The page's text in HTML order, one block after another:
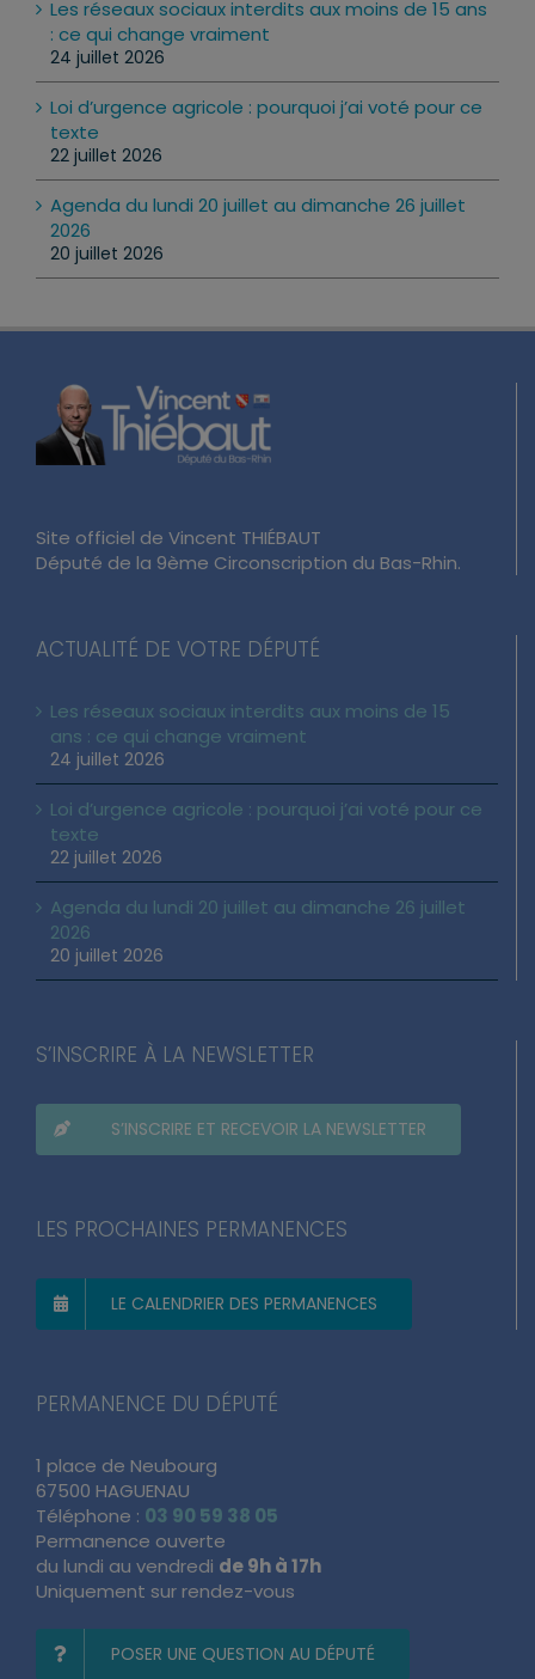
Les réseaux sociaux interdits aux moins de 15 ans
: ce qui change vraiment
24 juillet 2026
Loi d’urgence agricole : pourquoi j’ai voté pour ce
texte
22 juillet 2026
Agenda du lundi 20 juillet au dimanche 26 juillet
2026
20 juillet 2026
Site officiel de Vincent THIÉBAUT
Député de la 9ème Circonscription du Bas-Rhin.
ACTUALITÉ DE VOTRE DÉPUTÉ
Les réseaux sociaux interdits aux moins de 15
ans : ce qui change vraiment
24 juillet 2026
Loi d’urgence agricole : pourquoi j’ai voté pour ce
texte
22 juillet 2026
Agenda du lundi 20 juillet au dimanche 26 juillet
2026
20 juillet 2026
S’INSCRIRE À LA NEWSLETTER
S’INSCRIRE ET RECEVOIR LA NEWSLETTER
LES PROCHAINES PERMANENCES
LE CALENDRIER DES PERMANENCES
PERMANENCE DU DÉPUTÉ
1 place de Neubourg
67500 HAGUENAU
Téléphone : 03 90 59 38 05
Permanence ouverte
du lundi au vendredi de 9h à 17h
Uniquement sur rendez-vous
POSER UNE QUESTION AU DÉPUTÉ